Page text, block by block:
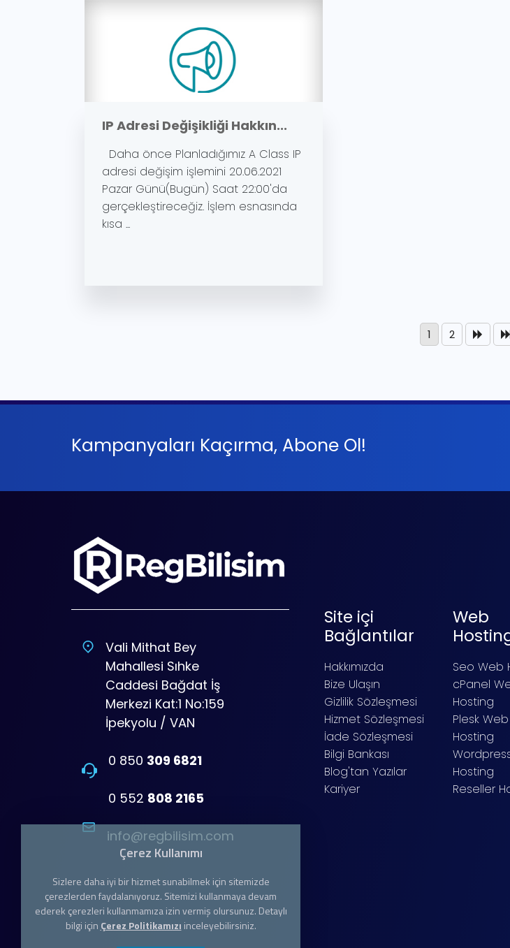
IP Adresi Değişikliği Hakkın...
Daha önce Planladığımız A Class IP
adresi değişim işlemini 20.06.2021
Pazar Günü(Bugün) Saat 22:00'da
gerçekleştireceğiz. İşlem esnasında
kısa ...
1 2
Kampanyaları Kaçırma, Abone Ol!
Vali Mithat Bey
Mahallesi Sıhke
Caddesi Bağdat İş
Merkezi Kat:1 No:159
İpekyolu / VAN
0 850 309 6821
0 552 808 2165
info@regbilisim.com
Site içi
Bağlantılar
Hakkımızda
Bize Ulaşın
Gizlilik Sözleşmesi
Hizmet Sözleşmesi
İade Sözleşmesi
Bilgi Bankası
Blog'tan Yazılar
Kariyer
Web
Seo Web
cPanel
Hosting
Plesk Web
Hosting
Hosting
Reseller
Çerez Kullanımı
Sizlere daha iyi bir hizmet sunabilmek için sitemizde
çerezlerden faydalanıyoruz. Sitemizi kullanmaya devam
ederek çerezleri kullanmamıza izin vermiş olursunuz. Detaylı
bilgi için Çerez Politikamızı inceleyebilirsiniz.